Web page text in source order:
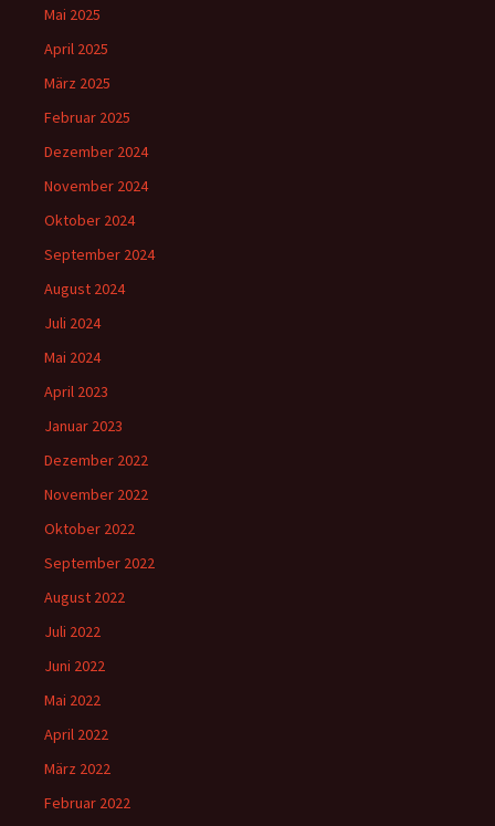
Mai 2025
April 2025
März 2025
Februar 2025
Dezember 2024
November 2024
Oktober 2024
September 2024
August 2024
Juli 2024
Mai 2024
April 2023
Januar 2023
Dezember 2022
November 2022
Oktober 2022
September 2022
August 2022
Juli 2022
Juni 2022
Mai 2022
April 2022
März 2022
Februar 2022